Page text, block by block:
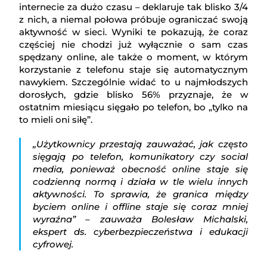
internecie za dużo czasu – deklaruje tak blisko 3/4
z nich, a niemal połowa próbuje ograniczać swoją
aktywność w sieci. Wyniki te pokazują, że coraz
częściej nie chodzi już wyłącznie o sam czas
spędzany online, ale także o moment, w którym
korzystanie z telefonu staje się automatycznym
nawykiem. Szczególnie widać to u najmłodszych
dorosłych, gdzie blisko 56% przyznaje, że w
ostatnim miesiącu sięgało po telefon, bo „tylko na
to mieli oni siłę”.
„Użytkownicy przestają zauważać, jak często
sięgają po telefon, komunikatory czy social
media, ponieważ obecność online staje się
codzienną normą i działa w tle wielu innych
aktywności. To sprawia, że granica między
byciem online i offline staje się coraz mniej
wyraźna” – zauważa Bolesław Michalski,
ekspert ds. cyberbezpieczeństwa i edukacji
cyfrowej.